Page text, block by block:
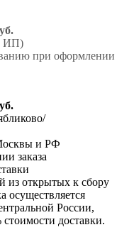
ИП)
при оформлении
и РФ
заказа
из открытых к сбору
осуществляется
России,
доставки.